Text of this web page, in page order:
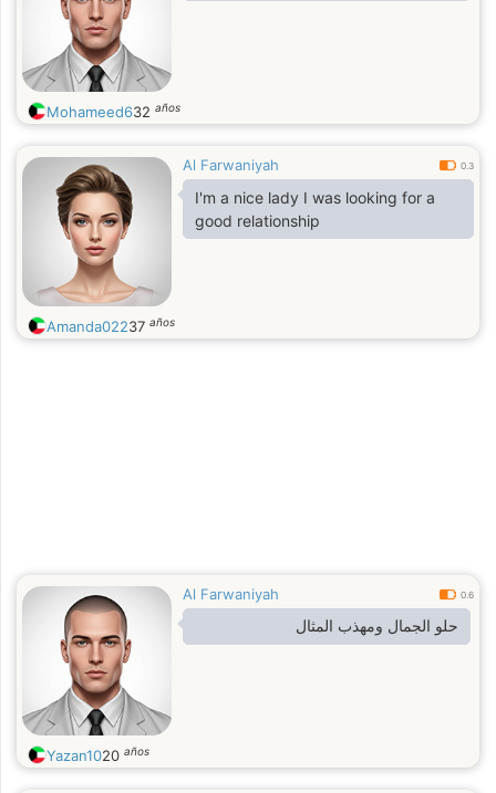
Mohameed632 años
Al Farwaniyah 0.3
I'm a nice lady I was looking for a
good relationship
Amanda02237 años
Al Farwaniyah 0.6
حلو الجمال ومهذب المثال
Yazan1020 años